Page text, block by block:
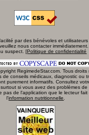
par des bénévoles et
nous contacter
suspect. [Politique de confidentialité
RegimedeStar.com. Tous droits
conseils médicaux, diagnostic ou
purement informatifs. Consultez
si vous avez des problèmes
pas de l'application que le lecteur
l'information nutritionnelle